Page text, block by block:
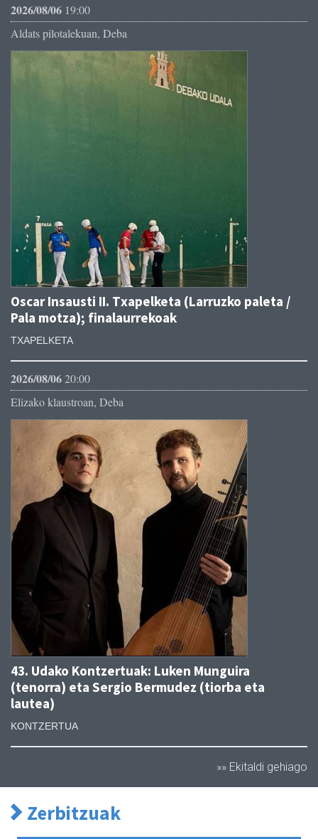
2026/08/06 19:00
Aldats pilotalekuan, Deba
Oscar Insausti II. Txapelketa (Larruzko paleta /
Pala motza); finalaurrekoak
TXAPELKETA
2026/08/0620:00
Elizako klaustroan, Deba
43. Udako Kontzertuak: Luken Munguira
(tenorra) eta Sergio Bermudez (tiorba eta
lautea)
KONTZERTUA
»» Ekitaldi gehiago
Zerbitzuak